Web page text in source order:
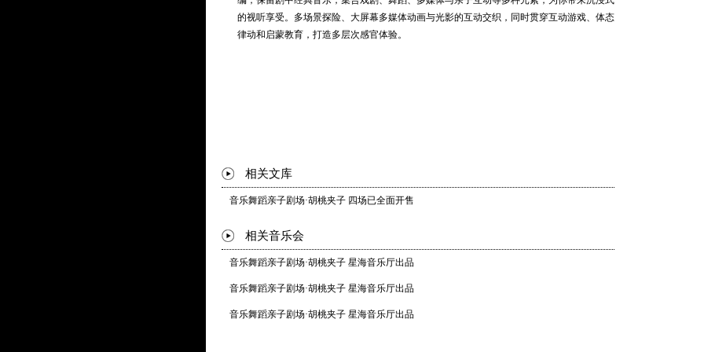
化妆：魏安敏
舞监：任妍菲 丁芳芳 李东城
林嘉敏 饰 糖果仙子
川明 饰 入梦小精灵
配乐录制阵容：
录制地点：星海音乐厅
乐队首席 / 第一小提琴：张毅（广州交响乐团首席、一级演奏员）
中提琴：叶凯英（国一级演奏员）
的视听享受。多场景探险、大屏幕多媒体动画与光影的互动交织，同时贯穿互动游戏、体态
律动和启蒙教育，打造多层次感官体验。
相关文库
音乐舞蹈亲子剧场·胡桃夹子 四场已全面开售
相关音乐会
音乐舞蹈亲子剧场·胡桃夹子 星海音乐厅出品
音乐舞蹈亲子剧场·胡桃夹子 星海音乐厅出品
音乐舞蹈亲子剧场·胡桃夹子 星海音乐厅出品